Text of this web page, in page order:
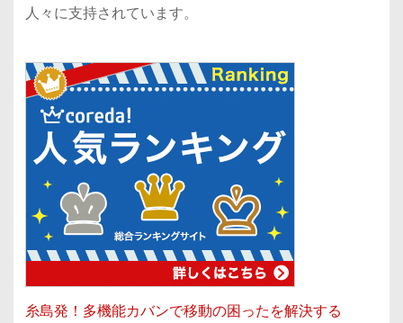
人々に支持されています。
糸島発！多機能カバンで移動の困ったを解決する